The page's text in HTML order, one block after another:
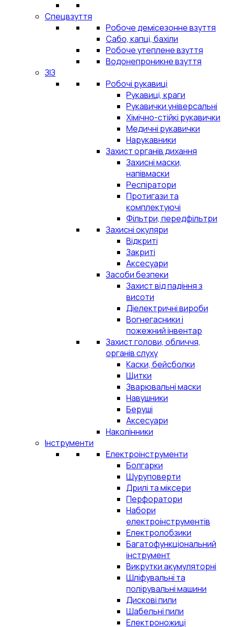
Спецвзуття
Робоче демісезонне взуття
Сабо, капці, бахіли
Робоче утеплене взуття
Водонепроникне взуття
ЗІЗ
Робочі рукавиці
Рукавиці, краги
Рукавички універсальні
Хімічно-стійкі рукавички
Медичні рукавички
Нарукавники
Захист органів дихання
Захисні маски,
напівмаски
Респіратори
Протигази та
комплектуючі
Фільтри, передфільтри
Захисні окуляри
Відкриті
Закриті
Аксесуари
Засоби безпеки
Захист від падіння з
висоти
Діелектричні вироби
Вогнегасники і
пожежний інвентар
Захист голови, обличчя,
органів слуху
Каски, бейсболки
Щитки
Зварювальні маски
Навушники
Беруші
Аксесуари
Наколінники
Інструменти
Електроінструменти
Болгарки
Шуруповерти
Дрилі та міксери
Перфоратори
Набори
електроінструментів
Електролобзики
Багатофункціональний
інструмент
Викрутки акумуляторні
Шліфувальні та
полірувальні машини
Дискові пили
Шабельні пили
Електроножиці